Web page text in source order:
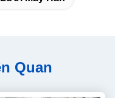
Quan